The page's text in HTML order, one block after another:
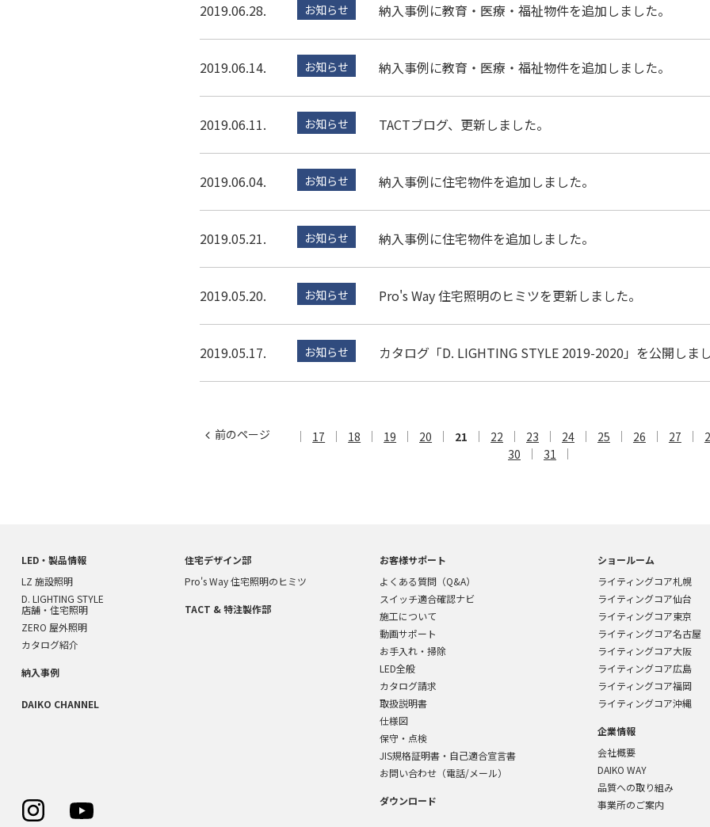
2019.06.28. お知らせ 納入事例に教育・医療・福祉物件を追加しました。
2019.06.14. お知らせ 納入事例に教育・医療・福祉物件を追加しました。
2019.06.11. お知らせ TACTブログ、更新しました。
2019.06.04. お知らせ 納入事例に住宅物件を追加しました。
2019.05.21. お知らせ 納入事例に住宅物件を追加しました。
2019.05.20. お知らせ Pro's Way 住宅照明のヒミツを更新しました。
2019.05.17. お知らせ カタログ「D. LIGHTING STYLE 2019-2020」を公開しまし
前のページ 17 18 19 20 21 22 23 24 25 26 27
30
31
LED・製品情報
LZ 施設照明
D. LIGHTING STYLE
店舗・住宅照明
ZERO 屋外照明
カタログ紹介
納入事例
DAIKO CHANNEL
住宅デザイン部
Pro's Way 住宅照明のヒミツ
TACT & 特注製作部
お客様サポート
よくある質問（Q&A）
スイッチ適合確認ナビ
施工について
動画サポート
お手入れ・掃除
LED全般
カタログ請求
取扱説明書
仕様図
保守・点検
JIS規格証明書・自己適合宣言書
お問い合わせ（電話/メール）
ダウンロード
ショールーム
ライティングコア札幌
ライティングコア仙台
ライティングコア東京
ライティングコア名古屋
ライティングコア大阪
ライティングコア広島
ライティングコア福岡
ライティングコア沖縄
企業情報
会社概要
DAIKO WAY
品質への取り組み
事業所のご案内